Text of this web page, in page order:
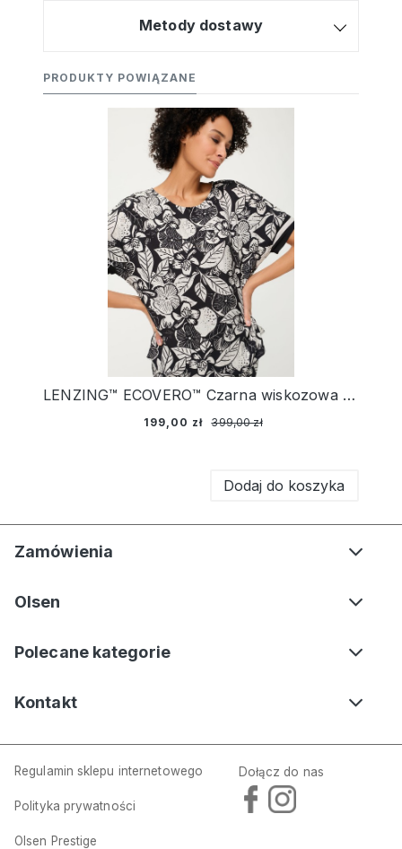
Metody dostawy
PRODUKTY POWIĄZANE
LENZING™ ECOVERO™ Czarna wiskozowa koszula damska w kwiaty - Golden Glow
199,00 zł 399,00 zł
Dodaj do koszyka
Zamówienia
Olsen
Polecane kategorie
Kontakt
Regulamin sklepu internetowego
Polityka prywatności
Olsen Prestige
Dołącz do nas